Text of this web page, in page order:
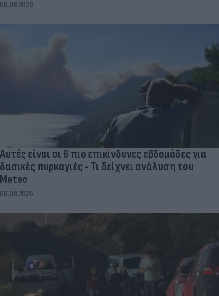
06.08.2026
Αυτές είναι οι 6 πιο επικίνδυνες εβδομάδες για
δασικές πυρκαγιές - Τι δείχνει ανάλυση του
Meteo
06.08.2026